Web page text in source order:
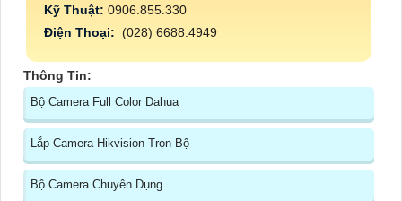
Kỹ Thuật: 0906.855.330
Điện Thoại: (028) 6688.4949
Thông Tin:
Bộ Camera Full Color Dahua
Lắp Camera Hikvision Trọn Bộ
Bộ Camera Chuyên Dụng